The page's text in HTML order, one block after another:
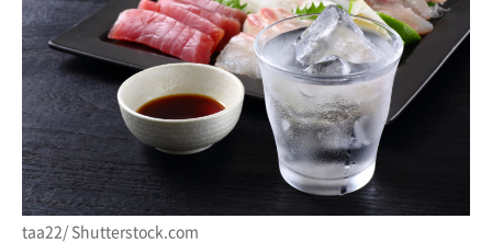
taa22/ Shutterstock.com